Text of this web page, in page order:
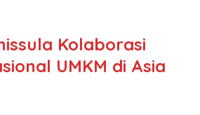
Kolaborasi
UMKM di Asia